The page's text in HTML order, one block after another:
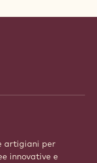
artigiani per
innovative e